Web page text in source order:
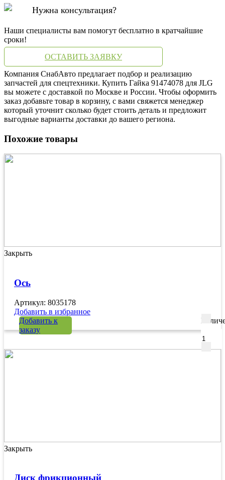
Нужна консультация?
Наши специалисты вам помогут бесплатно в кратчайшие
сроки!
ОСТАВИТЬ ЗАЯВКУ
Компания СнабАвто предлагает подбор и реализацию
запчастей для спецтехники. Купить Гайка 91474078 для JLG
вы можете с доставкой по Москве и России. Чтобы оформить
заказ добавьте товар в корзину, с вами свяжется менеджер
который уточнит сколько будет стоить деталь и предложит
выгодные варианты доставки до вашего региона.
Похожие товары
Закрыть
Ось
Артикул: 8035178
Добавить в избранное
Добавить к
заказу
Закрыть